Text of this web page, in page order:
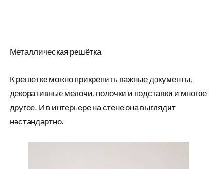
Металлическая решётка
К решётке можно прикрепить важные документы,
декоративные мелочи, полочки и подставки и многое
другое. И в интерьере на стене она выглядит
нестандартно.